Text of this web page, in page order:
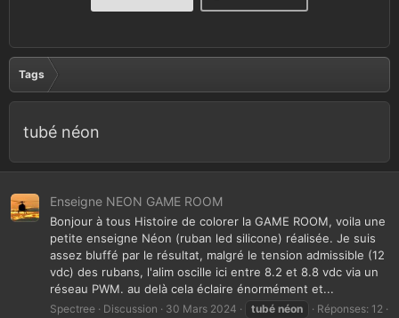
Tags
tubé néon
Enseigne NEON GAME ROOM
Bonjour à tous Histoire de colorer la GAME ROOM, voila une
petite enseigne Néon (ruban led silicone) réalisée. Je suis
assez bluffé par le résultat, malgré le tension admissible (12
vdc) des rubans, l'alim oscille ici entre 8.2 et 8.8 vdc via un
réseau PWM. au delà cela éclaire énormément et...
Spectree Discussion 30 Mars 2024 tubé néon
Réponses: 12